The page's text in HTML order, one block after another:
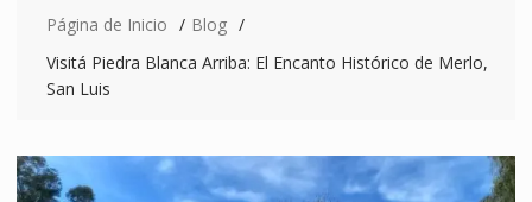
Página de Inicio
Blog
Visitá Piedra Blanca Arriba: El Encanto Histórico de Merlo,
San Luis